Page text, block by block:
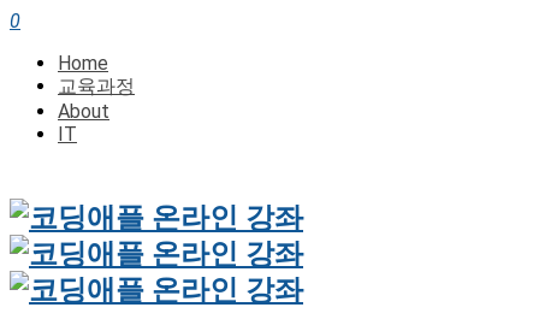
0
Home
교육과정
About
IT